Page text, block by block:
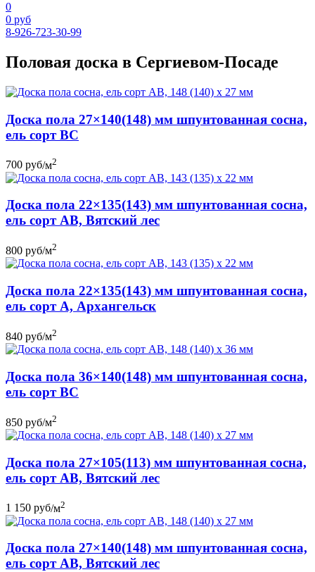
0
0 руб
8-926-723-30-99
Половая доска в Сергиевом-Посаде
Доска пола 27×140(148) мм шпунтованная сосна,
ель сорт ВС
700 руб/м2
Доска пола 22×135(143) мм шпунтованная сосна,
ель сорт АВ, Вятский лес
800 руб/м2
Доска пола 22×135(143) мм шпунтованная сосна,
ель сорт А, Архангельск
840 руб/м2
Доска пола 36×140(148) мм шпунтованная сосна,
ель сорт ВС
850 руб/м2
Доска пола 27×105(113) мм шпунтованная сосна,
ель сорт АB, Вятский лес
1 150 руб/м2
Доска пола 27×140(148) мм шпунтованная сосна,
ель сорт АВ, Вятский лес